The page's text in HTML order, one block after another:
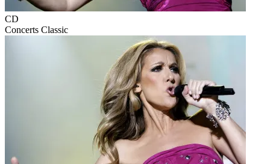
CD
Concerts Classic